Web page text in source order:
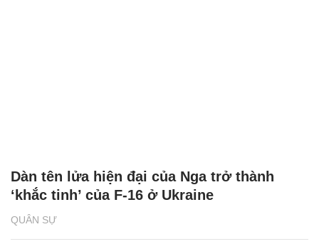
QUÂN SỰ
Dàn tên lửa hiện đại của Nga trở thành
‘khắc tinh’ của F-16 ở Ukraine